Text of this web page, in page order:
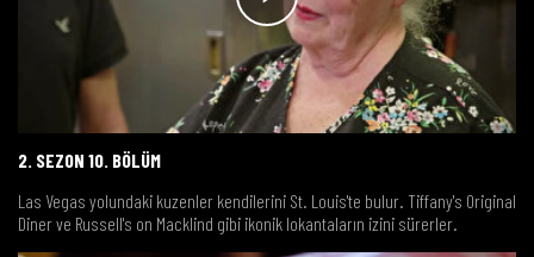
2. SEZON 10. BÖLÜM
Las Vegas yolundaki kuzenler kendilerini St. Louis'te bulur. Tiffany's Original
Diner ve Russell's on Macklind gibi ikonik lokantaların izini sürerler.